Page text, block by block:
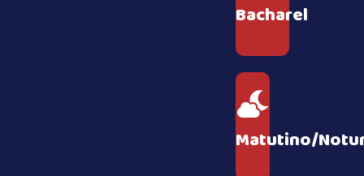
Bacharel
Matutino/